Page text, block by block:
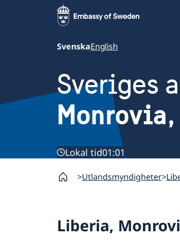
SvenskaEnglish
Sveriges
Lokal tid01:01
Utlandsmyndigheter
Liberia,